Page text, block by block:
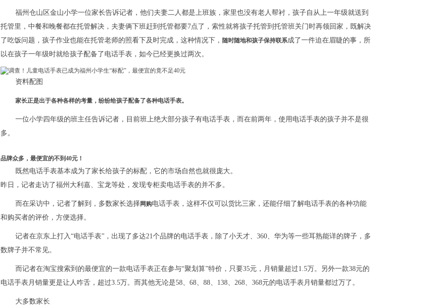
福州仓山区金山小学一位家长告诉记者，他们夫妻二人都是上班族，家里也没有老人帮衬，孩子自从上一年级就送到
托管里，中餐和晚餐都在托管解决，夫妻俩下班赶到托管都要7点了，索性就将孩子托管到托管班关门时再领回家，既解决
了吃饭问题，孩子作业也能在托管老师的照看下及时完成，这种情况下， 随时随地和孩子保持联系成了一件迫在眉睫的事，所
以在孩子一年级时就给孩子配备了电话手表，如今已经更换过两次。
资料配图
家长正是出于各种各样的考量，纷纷给孩子配备了各种电话手表。
一位小学四年级的班主任告诉记者，目前班上绝大部分孩子有电话手表，而在前两年，使用电话手表的孩子并不是很
多。
品牌众多，最便宜的不到40元！
既然电话手表基本成为了家长给孩子的标配，它的市场自然也就很庞大。
昨日，记者走访了福州大利嘉、宝龙等处，发现专柜卖电话手表的并不多。
而在采访中，记者了解到，多数家长选择网购电话手表，这样不仅可以货比三家，还能仔细了解电话手表的各种功能
和购买者的评价，方便选择。
记者在京东上打入“电话手表”，出现了多达21个品牌的电话手表，除了小天才、360、华为等一些耳熟能详的牌子，多
数牌子并不常见。
而记者在淘宝搜索到的最便宜的一款电话手表正在参与“聚划算”特价，只要35元，月销量超过1.5万。另外一款38元的
电话手表月销量更是让人咋舌，超过3.5万。而其他无论是58、68、88、138、268、368元的电话手表月销量都过万了。
大多数家长